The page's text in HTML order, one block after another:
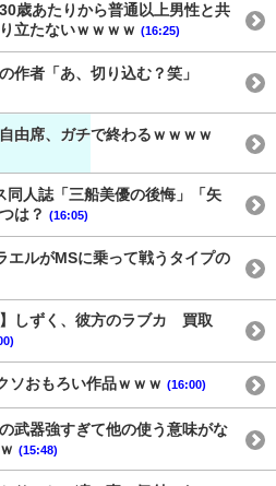
歳あたりから普通以上男性と共
立たないｗｗｗｗ (16:25)
作者「あ、切り込む？笑」
由席、ガチで終わるｗｗｗｗ
同人誌「三船美優の後悔」「矢
は？ (16:05)
エルがMSに乗って戦うタイプの
】しずく、彼方のラブカ 買取
ソおもろい作品ｗｗｗ (16:00)
武器強すぎて他の使う意味がな
(15:48)